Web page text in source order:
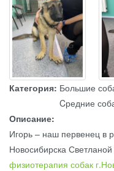
Категория: Большие
Cредние
Описание:
Игорь – наш первенец в
Новосибирска
физиотерапия собак